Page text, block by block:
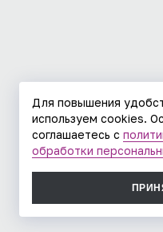
Для повышения
используем cookies.
соглашаетесь с
обработки